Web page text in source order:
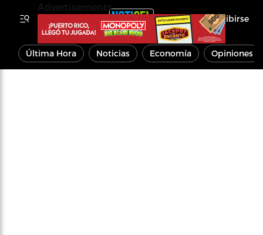
Inscribirse
Última Hora Noticias Economía Opiniones
Advertisements